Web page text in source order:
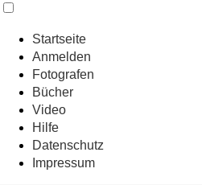
Startseite
Anmelden
Fotografen
Bücher
Video
Hilfe
Datenschutz
Impressum